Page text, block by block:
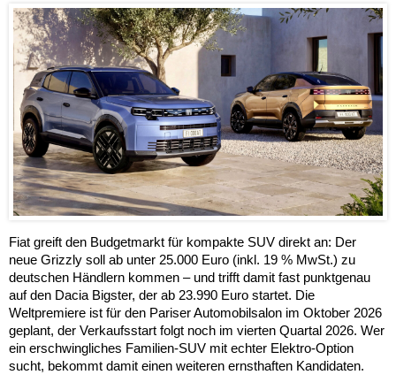
Fiat greift den Budgetmarkt für kompakte SUV direkt an: Der
neue Grizzly soll ab unter 25.000 Euro (inkl. 19 % MwSt.) zu
deutschen Händlern kommen – und trifft damit fast punktgenau
auf den Dacia Bigster, der ab 23.990 Euro startet. Die
Weltpremiere ist für den Pariser Automobilsalon im Oktober 2026
geplant, der Verkaufsstart folgt noch im vierten Quartal 2026. Wer
ein erschwingliches Familien-SUV mit echter Elektro-Option
sucht, bekommt damit einen weiteren ernsthaften Kandidaten.